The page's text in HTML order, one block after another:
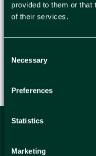
provided to them or that
of their services.
Selection
Necessary
Preferences
Statistics
Marketing
aluminiumsida som
Produkten är CE-
ANMÄL DIG HÄR
NYHETSBREV